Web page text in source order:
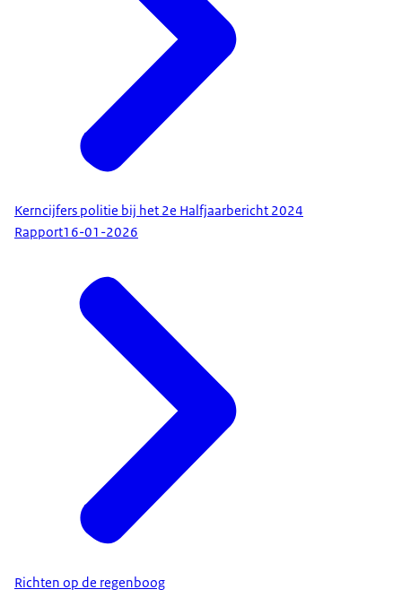
Kerncijfers politie bij het 2e Halfjaarbericht 2024
Rapport16-01-2026
Richten op de regenboog